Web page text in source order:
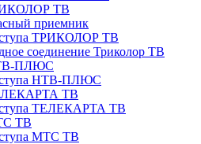
ТВ
приемник
ТРИКОЛОР ТВ
соединение Триколор ТВ
ПЛЮС
НТВ-ПЛЮС
ТВ
ТЕЛЕКАРТА ТВ
ТВ
МТС ТВ